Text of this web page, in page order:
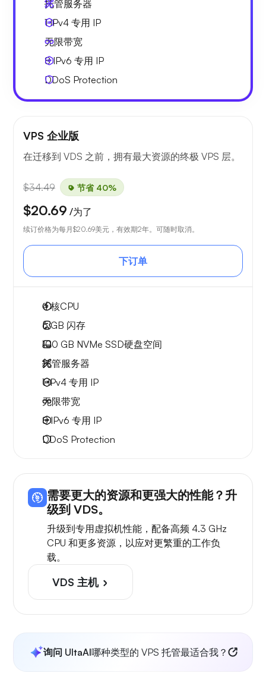
托管服务器
1 IPv4 专用 IP
无限带宽
8 IPv6 专用 IP
DDoS Protection
VPS 企业版
在迁移到 VDS 之前，拥有最大资源的终极 VPS 层。
$34.49 节省 40%
$20.69 /为了
续订价格为每月$20.69美元，有效期2年。可随时取消。
下订单
4核CPU
6 GB 闪存
100 GB NVMe SSD硬盘空间
托管服务器
1 IPv4 专用 IP
无限带宽
8 IPv6 专用 IP
DDoS Protection
需要更大的资源和更强大的性能？升
级到 VDS。
升级到专用虚拟机性能，配备高频 4.3 GHz
CPU 和更多资源，以应对更繁重的工作负
载。
VDS 主机
询问 UltaAI哪种类型的 VPS 托管最适合我？